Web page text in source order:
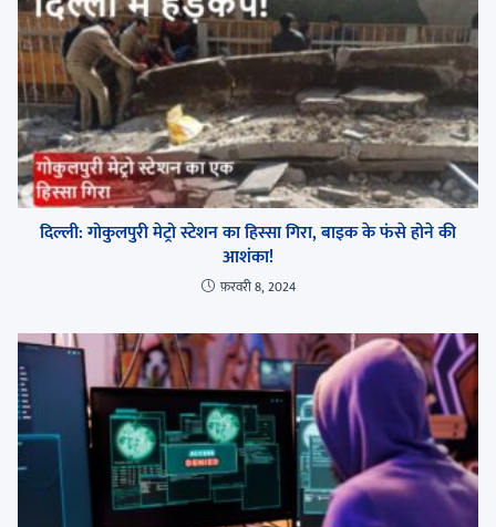
दिल्ली: गोकुलपुरी मेट्रो स्टेशन का हिस्सा गिरा, बाइक के फंसे होने की
आशंका!
फ़रवरी 8, 2024